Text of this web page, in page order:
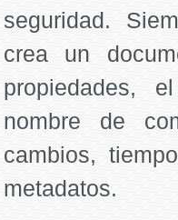
seguridad.
crea un
propiedades,
nombre de
cambios,
metadatos.